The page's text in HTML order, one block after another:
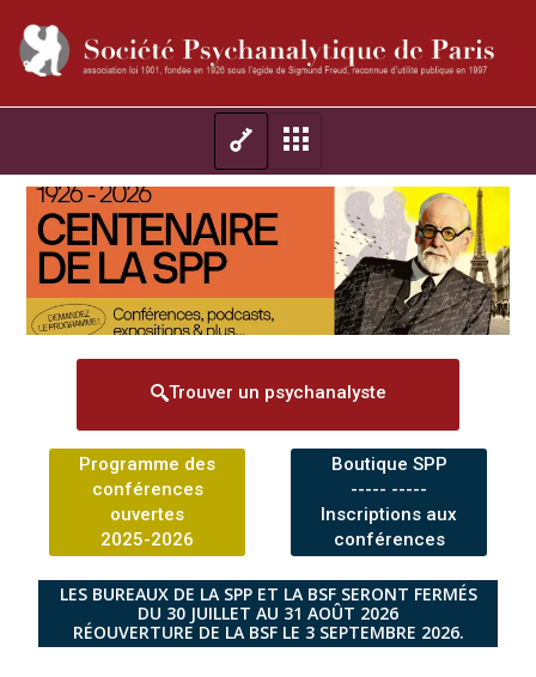
Trouver un psychanalyste
Programme des
conférences
ouvertes
2025-2026
Boutique SPP
----- -----
Inscriptions aux
conférences
LES BUREAUX DE LA SPP ET LA BSF SERONT FERMÉS
DU 30 JUILLET AU 31 AOÛT 2026
RÉOUVERTURE DE LA BSF LE 3 SEPTEMBRE 2026.